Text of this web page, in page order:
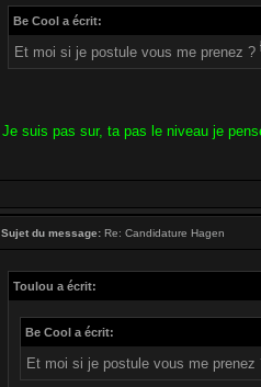
Be Cool a écrit:
Et moi si je postule vous me prenez ?
Je suis pas sur, ta pas le niveau je
Sujet du message: Re: Candidature Hagen
Toulou a écrit:
Be Cool a écrit:
Et moi si je postule vous me